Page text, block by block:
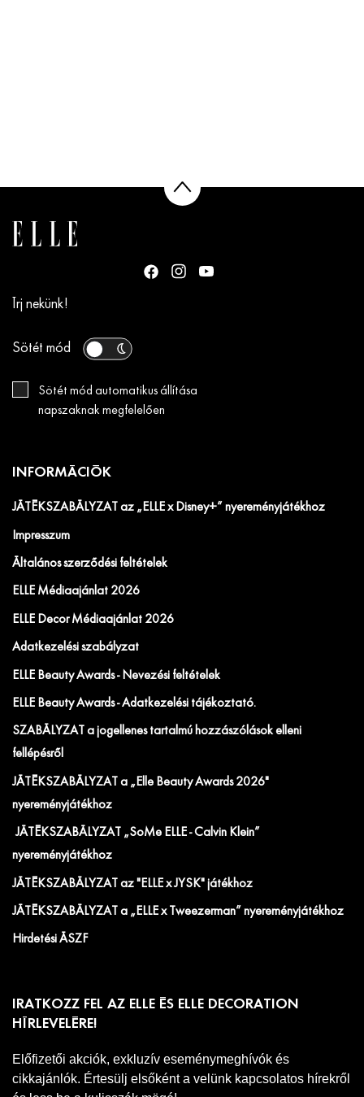
Írj nekünk!
Sötét mód
Sötét mód automatikus állítása
napszaknak megfelelően
INFORMÁCIÓK
JÁTÉKSZABÁLYZAT az „ELLE x Disney+” nyereményjátékhoz
Impresszum
Általános szerződési feltételek
ELLE Médiaajánlat 2026
ELLE Decor Médiaajánlat 2026
Adatkezelési szabályzat
ELLE Beauty Awards - Nevezési feltételek
ELLE Beauty Awards - Adatkezelési tájékoztató.
SZABÁLYZAT a jogellenes tartalmú hozzászólások elleni
fellépésről
JÁTÉKSZABÁLYZAT a „Elle Beauty Awards 2026"
nyereményjátékhoz
JÁTÉKSZABÁLYZAT „SoMe ELLE - Calvin Klein”
nyereményjátékhoz
JÁTÉKSZABÁLYZAT az "ELLE x JYSK" játékhoz
JÁTÉKSZABÁLYZAT a „ELLE x Tweezerman” nyereményjátékhoz
Hirdetési ÁSZF
IRATKOZZ FEL AZ ELLE ÉS ELLE DECORATION
HÍRLEVELÉRE!
Előfizetői akciók, exkluzív eseménymeghívók és
cikkajánlók. Értesülj elsőként a velünk kapcsolatos hírekről